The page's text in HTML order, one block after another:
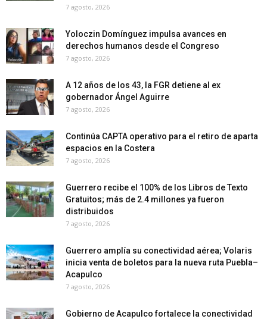
7 agosto, 2026
Yoloczin Domínguez impulsa avances en
derechos humanos desde el Congreso
7 agosto, 2026
A 12 años de los 43, la FGR detiene al ex
gobernador Ángel Aguirre
7 agosto, 2026
Continúa CAPTA operativo para el retiro de aparta
espacios en la Costera
7 agosto, 2026
Guerrero recibe el 100% de los Libros de Texto
Gratuitos; más de 2.4 millones ya fueron
distribuidos
7 agosto, 2026
Guerrero amplía su conectividad aérea; Volaris
inicia venta de boletos para la nueva ruta Puebla–
Acapulco
7 agosto, 2026
Gobierno de Acapulco fortalece la conectividad